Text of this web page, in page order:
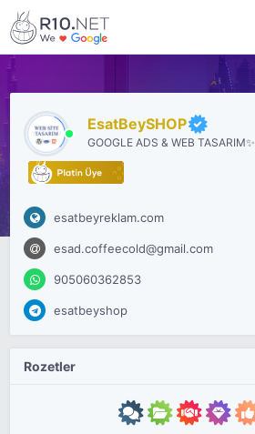
EsatBeySHOP
GOOGLE ADS & WEB TASARIM✨
esatbeyreklam.com
esad.coffeecold@gmail.com
905060362853
esatbeyshop
Rozetler